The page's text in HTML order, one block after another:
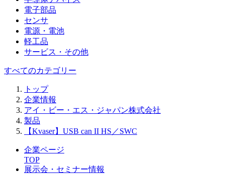
電子部品
センサ
電源・電池
軽工品
サービス・その他
すべてのカテゴリー
トップ
企業情報
アイ・ビー・エス・ジャパン株式会社
製品
【Kvaser】USB can II HS／SWC
企業ページ
TOP
展示会・セミナー情報